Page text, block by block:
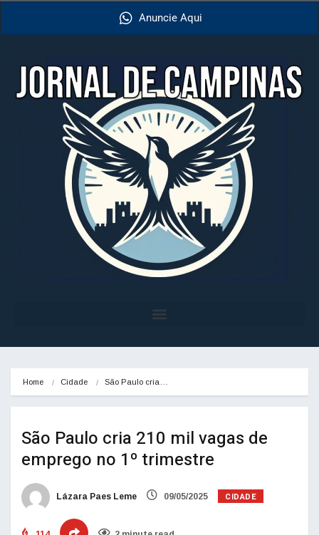
Anuncie Aqui
Home Cidade São Paulo cria…
São Paulo cria 210 mil vagas de
emprego no 1º trimestre
Lázara Paes Leme 09/05/2025 CIDADE